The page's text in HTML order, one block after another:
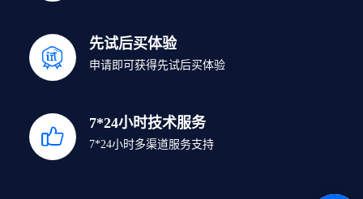
先试后买体验
申请即可获得先试后买体验
7*24小时技术服务
7*24小时多渠道服务支持